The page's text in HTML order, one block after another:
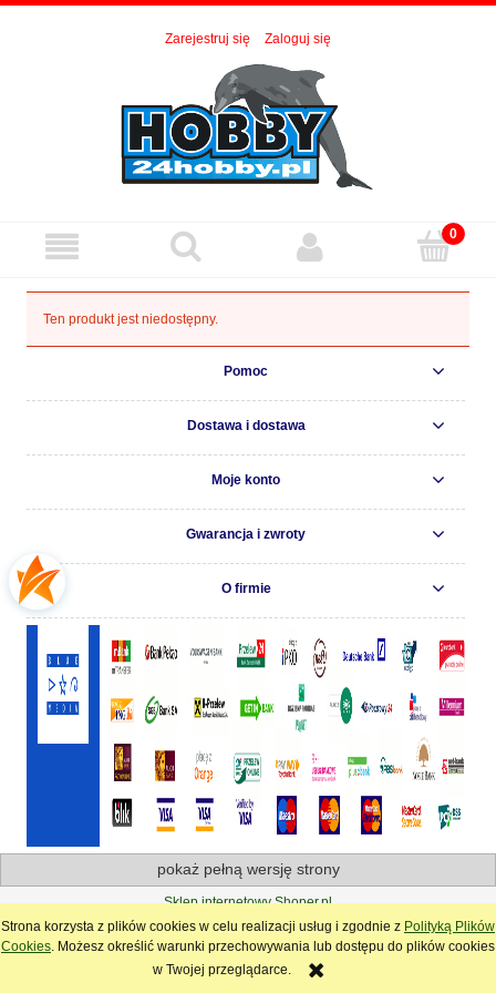
Strona korzysta z plików cookies w celu realizacji usług i zgodnie z Polityką Plików
Cookies. Możesz określić warunki przechowywania lub dostępu do plików cookies
w Twojej przeglądarce.
Zarejestruj się Zaloguj się
Ten produkt jest niedostępny.
Pomoc
Dostawa i dostawa
Moje konto
Gwarancja i zwroty
O firmie
pokaż pełną wersję strony
Sklep internetowy Shoper.pl